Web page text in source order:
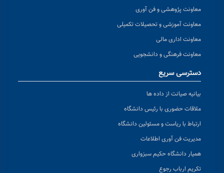
معاونت پژوهشی و فن آوری
معاونت آموزشی و تحصیلات تکمیلی
معاونت اداری مالی
معاونت فرهنگی و دانشجویی
دسترسی سریع
بیانیه صیانت از داده ها
ملاقات حضوری با رئیس دانشگاه
ارتباط با ریاست و مسئولین دانشگاه
مدیریت فن آوری اطلاعات
همیار دانشگاه حکیم سبزواری
تکریم ارباب رجوع